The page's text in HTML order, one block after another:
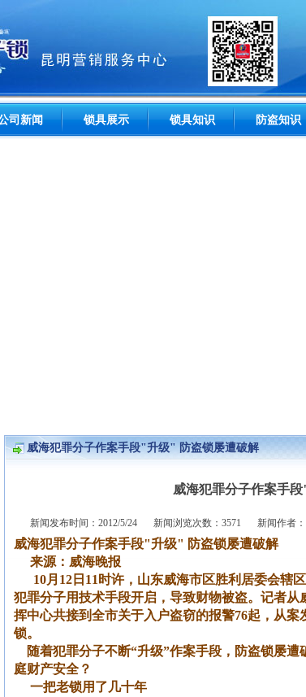
司新闻 锁具展示 锁具知识 防盗知识
威海犯罪分子作案手段"升级" 防盗锁屡遭破解
威海犯罪分子作案手
新闻发布时间：2012/5/24 新闻浏览次数：3571 新闻作者
威海犯罪分子作案手段"升级" 防盗锁屡遭破解
来源：威海晚报
10月12日11时许，山东威海市区胜利居委会辖
犯罪分子用技术手段开启，导致财物被盗。记者从
挥中心共接到全市关于入户盗窃的报警76起，从
锁。
随着犯罪分子不断“升级”作案手段，防盗锁屡遭
庭财产安全？
一把老锁用了几十年